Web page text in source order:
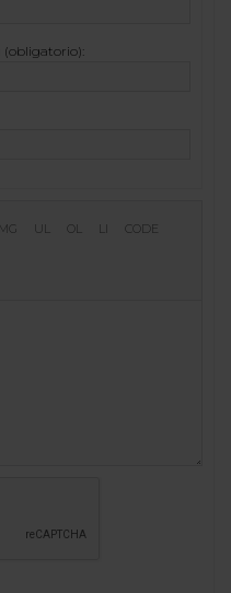
(obligatorio):